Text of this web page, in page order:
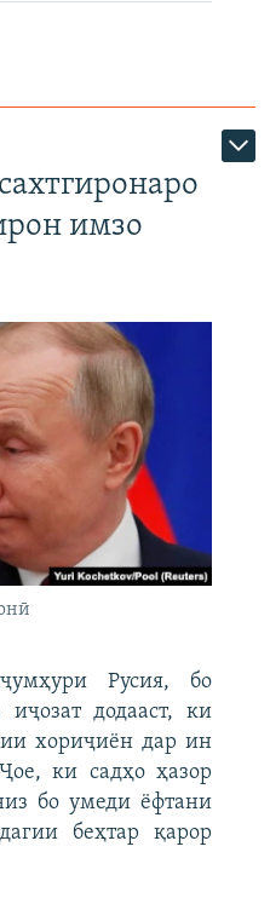
имзо
Русия, бо
додааст, ки
хориҷиён дар ин
ки садҳо ҳазор
бо умеди ёфтани
беҳтар қарор